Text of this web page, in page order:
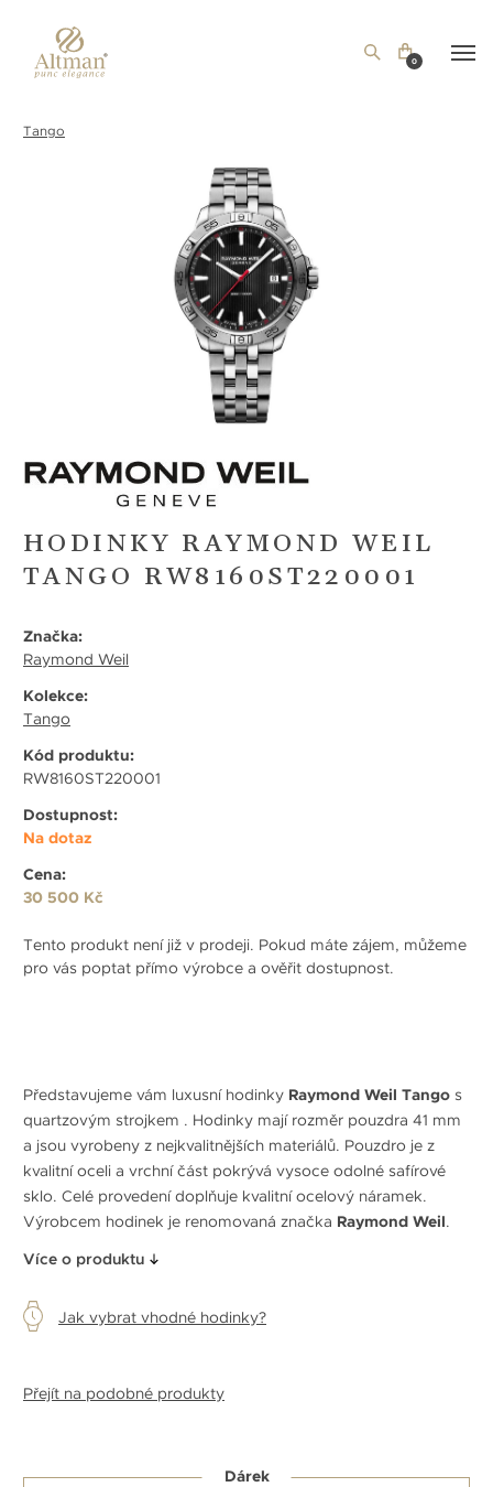
0
Tango
HODINKY RAYMOND WEIL
TANGO RW8160ST220001
Značka:
Raymond Weil
Kolekce:
Tango
Kód produktu:
RW8160ST220001
Dostupnost:
Na dotaz
Cena:
30 500 Kč
Tento produkt není již v prodeji. Pokud máte zájem, můžeme
pro vás poptat přímo výrobce a ověřit dostupnost.
Představujeme vám luxusní hodinky Raymond Weil Tango s
quartzovým strojkem . Hodinky mají rozměr pouzdra 41 mm
a jsou vyrobeny z nejkvalitnějších materiálů. Pouzdro je z
kvalitní oceli a vrchní část pokrývá vysoce odolné safírové
sklo. Celé provedení doplňuje kvalitní ocelový náramek.
Výrobcem hodinek je renomovaná značka Raymond Weil.
Více o produktu
Jak vybrat vhodné hodinky?
Přejít na podobné produkty
Dárek